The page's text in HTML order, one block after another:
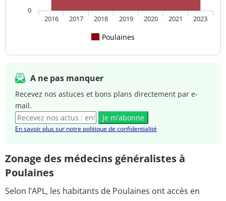
Poulaines
2016 2017 2018 2019 2020 2021 2023
0
A ne pas manquer
Recevez nos astuces et bons plans directement par e-
mail.
Je m'abonne
En savoir plus sur notre politique de confidentialité
Zonage des médecins généralistes à
Poulaines
Selon l’APL, les habitants de Poulaines ont accès en